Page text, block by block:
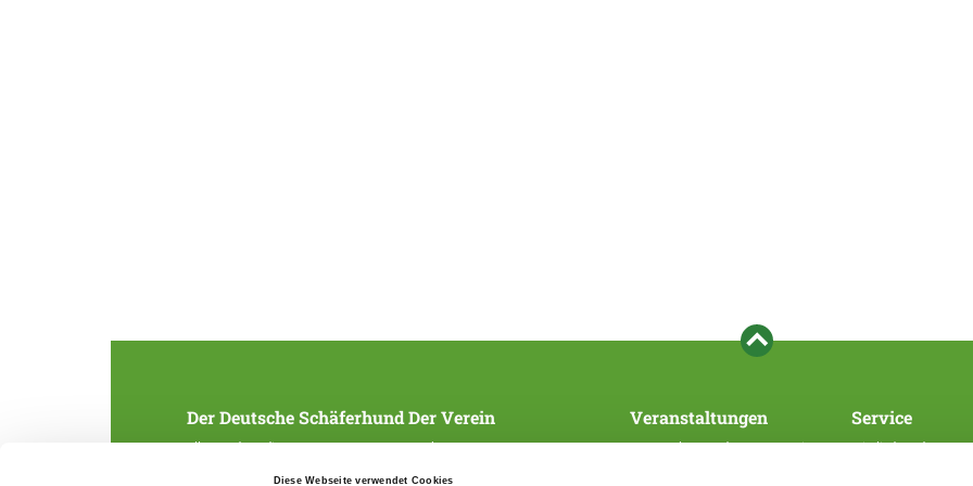
Diese Webseite verwendet Cookies
Der Deutsche Schäferhund
Alles rund um die Rasse
Der Verein
Struktur
Veranstaltungen
Veranstaltungen des Hauptvereins
Service
Mitglied werden